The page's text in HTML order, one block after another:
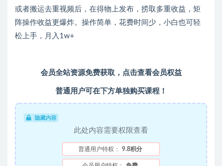
或者搬运去重视频后，在得物上发布，捞取多重收益，矩
阵操作收益更爆炸。操作简单，花费时间少，小白也可轻
松上手，月入1w+
会员全站资源免费获取， 点击查看会员权益
普通用户可在下方单独购买课程！
隐藏内容
此处内容需要权限查看
普通用户特权： 9.8积分